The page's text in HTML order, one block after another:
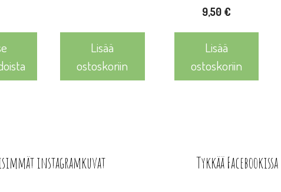
Lisää
ostoskoriin
9,50 €
Lisää
ostoskoriin
instagramkuvat Tykkää Facebookissa